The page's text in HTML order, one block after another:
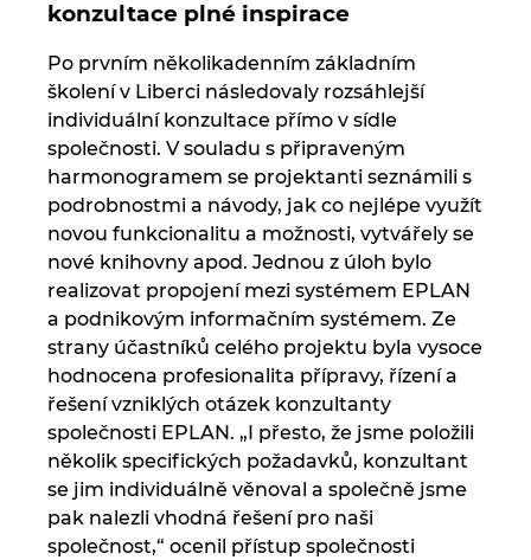
konzultace plné inspirace
Po prvním několikadenním základním
školení v Liberci následovaly rozsáhlejší
individuální konzultace přímo v sídle
společnosti. V souladu s připraveným
harmonogramem se projektanti seznámili s
podrobnostmi a návody, jak co nejlépe využít
novou funkcionalitu a možnosti, vytvářely se
nové knihovny apod. Jednou z úloh bylo
realizovat propojení mezi systémem EPLAN
a podnikovým informačním systémem. Ze
strany účastníků celého projektu byla vysoce
hodnocena profesionalita přípravy, řízení a
řešení vzniklých otázek konzultanty
společnosti EPLAN. „I přesto, že jsme položili
několik specifických požadavků, konzultant
se jim individuálně věnoval a společně jsme
pak nalezli vhodná řešení pro naši
společnost,“ ocenil přístup společnosti